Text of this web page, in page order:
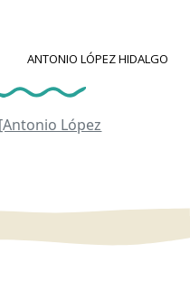
ANTONIO LÓPEZ HIDALGO
López